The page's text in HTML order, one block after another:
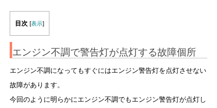
目次 [表示]
エンジン不調で警告灯が点灯する故障個所
エンジン不調になってもすぐにはエンジン警告灯を点灯させない
故障があります。
今回のように明らかにエンジン不調でもエンジン警告灯が点灯し